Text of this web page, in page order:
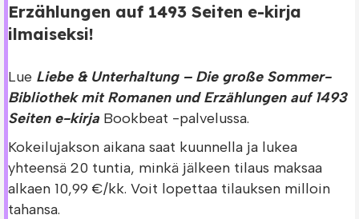
Erzählungen auf 1493 Seiten e-kirja
ilmaiseksi!
Lue Liebe & Unterhaltung – Die große Sommer-
Bibliothek mit Romanen und Erzählungen auf 1493
Seiten e-kirja Bookbeat -palvelussa.
Kokeilujakson aikana saat kuunnella ja lukea
yhteensä 20 tuntia, minkä jälkeen tilaus maksaa
alkaen 10,99 €/kk. Voit lopettaa tilauksen milloin
tahansa.